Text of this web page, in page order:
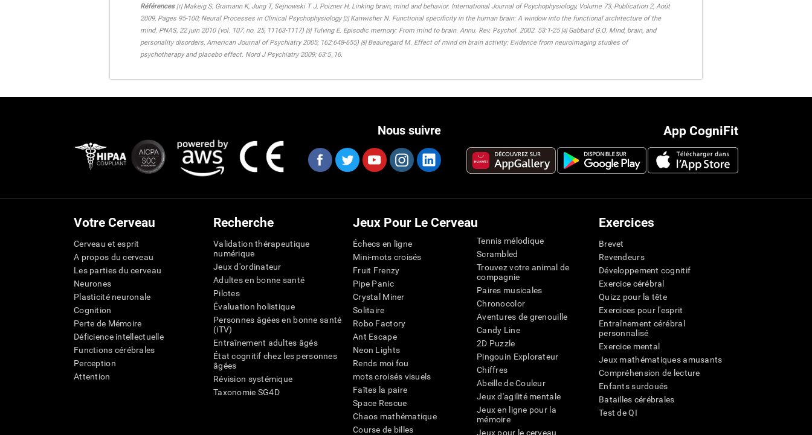
Références [1]Makeig S, Gramann K, Jung T, Sejnowski T J, Poizner H, Linking brain, mind and behavior. International Journal of Psychophysiology, Volume 73, Publication 2, Août
2009, Pages 95-100; Neural Processes in Clinical Psychophysiology [2]Kanwisher N. Functional specificity in the human brain: A window into the functional architecture of the
mind. PNAS, 22 juin 2010 (vol. 107, no. 25, 11163-1117) [3]Tulving E. Episodic memory: From mind to brain. Annu. Rev. Psychol. 2002. 53:1-25 [4]Gabbard G.O. Mind, brain, and
personality disorders, American Journal of Psychiatry 2005; 162:648-655) [5]Beauregard M. Effect of mind on brain activity: Evidence from neuroimaging studies of
psychotherapy and placebo effect. Nord J Psychiatry 2009; 63:5_16.
App CogniFit
Nous suivre
Votre Cerveau
Cerveau et esprit
A propos du cerveau
Les parties du cerveau
Neurones
Plasticité neuronale
Cognition
Perte de Mémoire
Déficience intellectuelle
Functions cérébrales
Perception
Attention
Recherche
Validation thérapeutique
numérique
Jeux d'ordinateur
Adultes en bonne santé
Pilotes
Évaluation holistique
Personnes âgées en bonne santé
(iTV)
Entraînement adultes âgés
État cognitif chez les personnes
âgées
Révision systémique
Taxonomie SG4D
Jeux Pour Le Cerveau
Échecs en ligne
Mini-mots croisés
Fruit Frenzy
Pipe Panic
Crystal Miner
Solitaire
Robo Factory
Ant Escape
Neon Lights
Rends moi fou
mots croisés visuels
Faîtes la paire
Space Rescue
Chaos mathématique
Course de billes
Tennis mélodique
Scrambled
Trouvez votre animal de
compagnie
Paires musicales
Chronocolor
Aventures de grenouille
Candy Line
2D Puzzle
Pingouin Explorateur
Chiffres
Abeille de Couleur
Jeux d'agilité mentale
Jeux en ligne pour la
mémoire
Jeux pour le cerveau
Exercices
Brevet
Revendeurs
Développement cognitif
Exercice cérébral
Quizz pour la tête
Exercices pour l'esprit
Entraînement cérébral
personnalisé
Exercice mental
Jeux mathématiques amusants
Compréhension de lecture
Enfants surdoués
Batailles cérébrales
Test de QI